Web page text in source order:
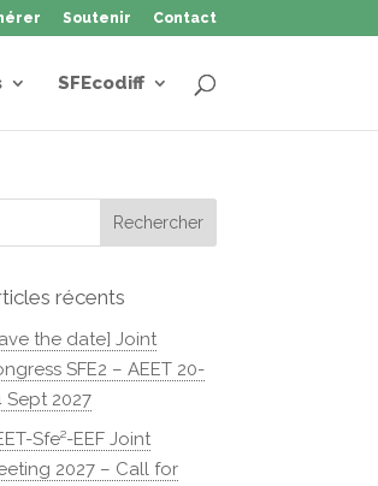
Soutenir Contact
SFEcodiff
récents
the date] Joint
SFE2 – AEET 20-
Sept 2027
Sfe²-EEF Joint
2027 – Call for